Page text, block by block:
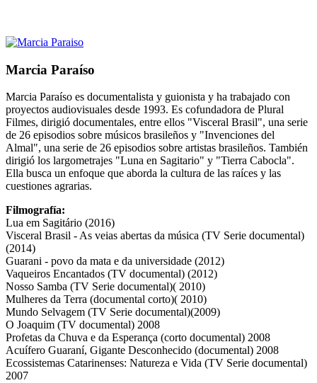
Marcia Paraíso
Marcia Paraíso es documentalista y guionista y ha trabajado con
proyectos audiovisuales desde 1993. Es cofundadora de Plural
Filmes, dirigió documentales, entre ellos "Visceral Brasil", una serie
de 26 episodios sobre músicos brasileños y "Invenciones del
Almal", una serie de 26 episodios sobre artistas brasileños. También
dirigió los largometrajes "Luna en Sagitario" y "Tierra Cabocla".
Ella busca un enfoque que aborda la cultura de las raíces y las
cuestiones agrarias.
Filmografía:
Lua em Sagitário (2016)
Visceral Brasil - As veias abertas da música (TV Serie documental)
(2014)
Guarani - povo da mata e da universidade (2012)
Vaqueiros Encantados (TV documental) (2012)
Nosso Samba (TV Serie documental)( 2010)
Mulheres da Terra (documental corto)( 2010)
Mundo Selvagem (TV Serie documental)(2009)
O Joaquim (TV documental) 2008
Profetas da Chuva e da Esperança (corto documental) 2008
Acuífero Guaraní, Gigante Desconhecido (documental) 2008
Ecossistemas Catarinenses: Natureza e Vida (TV Serie documental)
2007